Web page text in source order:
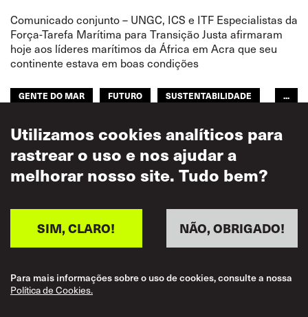
Comunicado conjunto – UNGC, ICS e ITF Especialistas da
Força-Tarefa Marítima para Transição Justa afirmaram
hoje aos líderes marítimos da África em Acra que seu
continente estava em boas condições
GENTE DO MAR FUTURO
SUSTENTABILIDADE
...
Utilizamos cookies analíticos para
rastrear o uso e nos ajudar a
melhorar nosso site. Tudo bem?
NÃO, OBRIGADO!
SIM, CLARO!
Para mais informações sobre o uso de cookies, consulte a nossa
Política de Cookies.